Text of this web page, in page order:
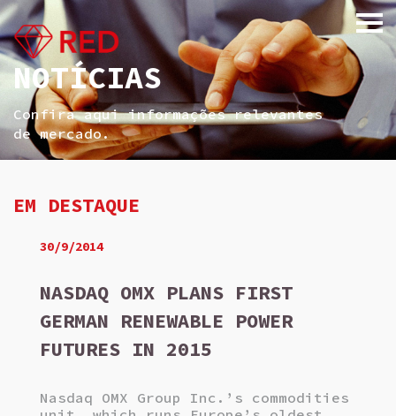
NOTÍCIAS
Confira aqui informações relevantes
de mercado.
EM DESTAQUE
30/9/2014
NASDAQ OMX PLANS FIRST
GERMAN RENEWABLE POWER
FUTURES IN 2015
Nasdaq OMX Group Inc.’s commodities